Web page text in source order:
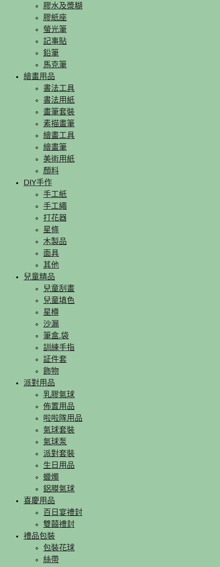
膠水及漿糊
膠紙座
螢光筆
記事貼
鉛筆
馬克筆
繪畫用品
書法工具
書法用紙
畫筆套裝
素描畫筆
繪畫工具
繪畫筆
美術用紙
顏料
DIY手作
手工紙
手工繩
打花器
星條
木製品
面具
其他
兒童精品
兒童刮畫
兒童填色
星樽
沙漏
筆盒.袋
訓練手指
証件套
飾物
派對用品
乳膠氣球
佈置用品
啦啦隊用品
氣球套裝
氣球泵
派對套裝
生日用品
蠟燭
鋁膜氣球
喜慶用品
百日宴禮封
雙囍禮封
禮品包裝
包裝花球
絲帶